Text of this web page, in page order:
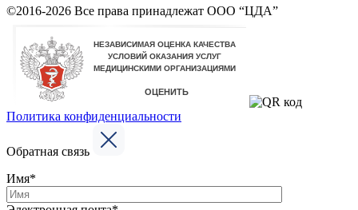
©2016-2026 Все права принадлежат ООО “ЦДА”
Политика конфиденциальности
Обратная связь
Имя*